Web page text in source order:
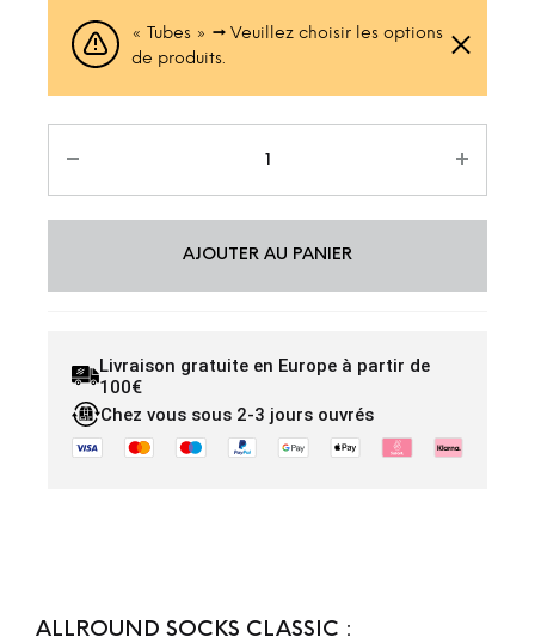
« Tubes » → Veuillez choisir les options
de produits.
AJOUTER AU PANIER
Livraison gratuite en Europe à partir de
100€
Chez vous sous 2-3 jours ouvrés
ALLROUND SOCKS CLASSIC :